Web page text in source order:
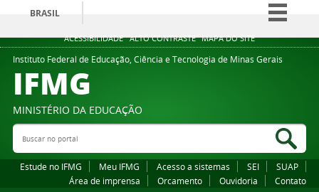
ACESSIBILIDADE ALTO CONTRASTE MAPA DO SITE
BRASIL
Simplifique!
Comunica BR
Legislação
Instituto Federal de Educação, Ciência e Tecnologia de Minas Gerais
IFMG
MINISTÉRIO DA EDUCAÇÃO
Buscar no portal
Estude no IFMG Meu IFMG Acesso a sistemas SEI
SUAP
Área de imprensa
Orcamento Ouvidoria Contato